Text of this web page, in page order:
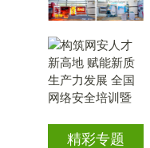
精彩专题